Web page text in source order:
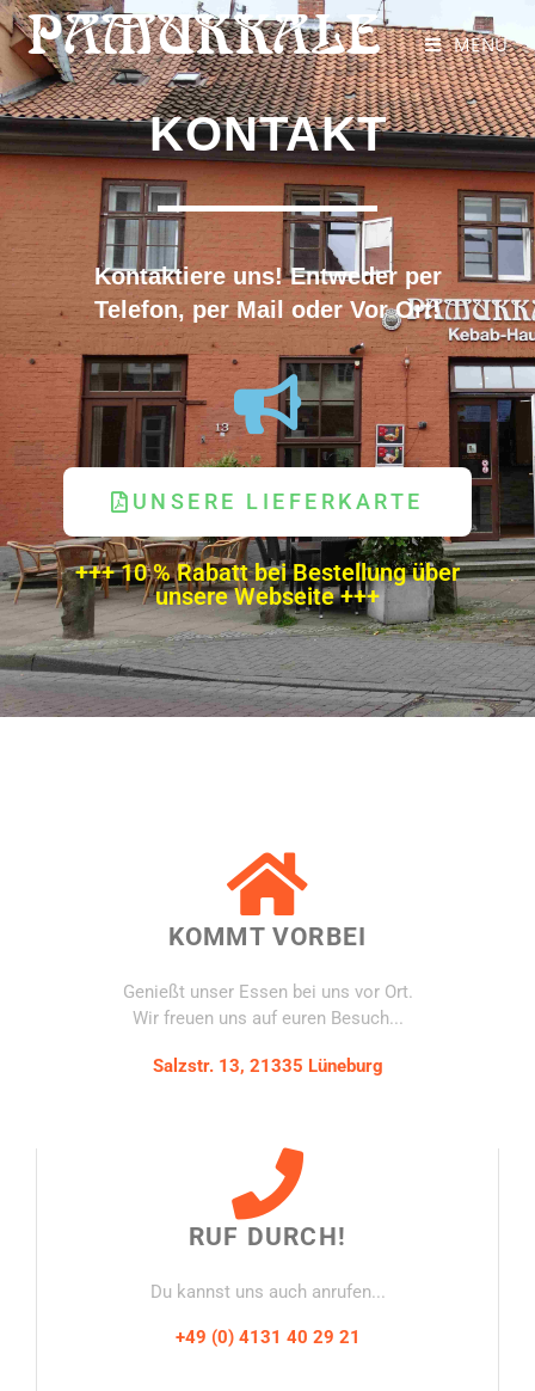
springen
PAMUKKALE MENÜ
KONTAKT
Kontaktiere uns! Entweder per
Telefon, per Mail oder Vor Ort!
UNSERE LIEFERKARTE
+++ 10 % Rabatt bei Bestellung über
unsere Webseite +++
KOMMT VORBEI
Genießt unser Essen bei uns vor Ort.
Wir freuen uns auf euren Besuch...
Salzstr. 13, 21335 Lüneburg
RUF DURCH!
Du kannst uns auch anrufen...
+49 (0) 4131 40 29 21